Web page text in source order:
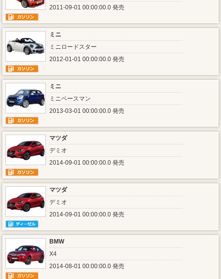
2011-09-01 00:00:00.0 発売
ミニ
ミニロードスター
2012-01-01 00:00:00.0 発売
ミニ
ミニペースマン
2013-03-01 00:00:00.0 発売
マツダ
デミオ
2014-09-01 00:00:00.0 発売
マツダ
デミオ
2014-09-01 00:00:00.0 発売
BMW
X4
2014-08-01 00:00:00.0 発売